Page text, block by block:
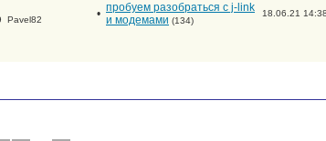
Pavel82 • пробуем разобраться с j-link
и модемами (134)
18.06.21 14:38